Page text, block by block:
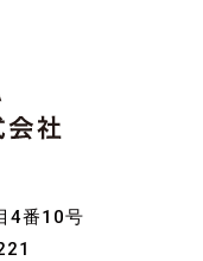
4番10号